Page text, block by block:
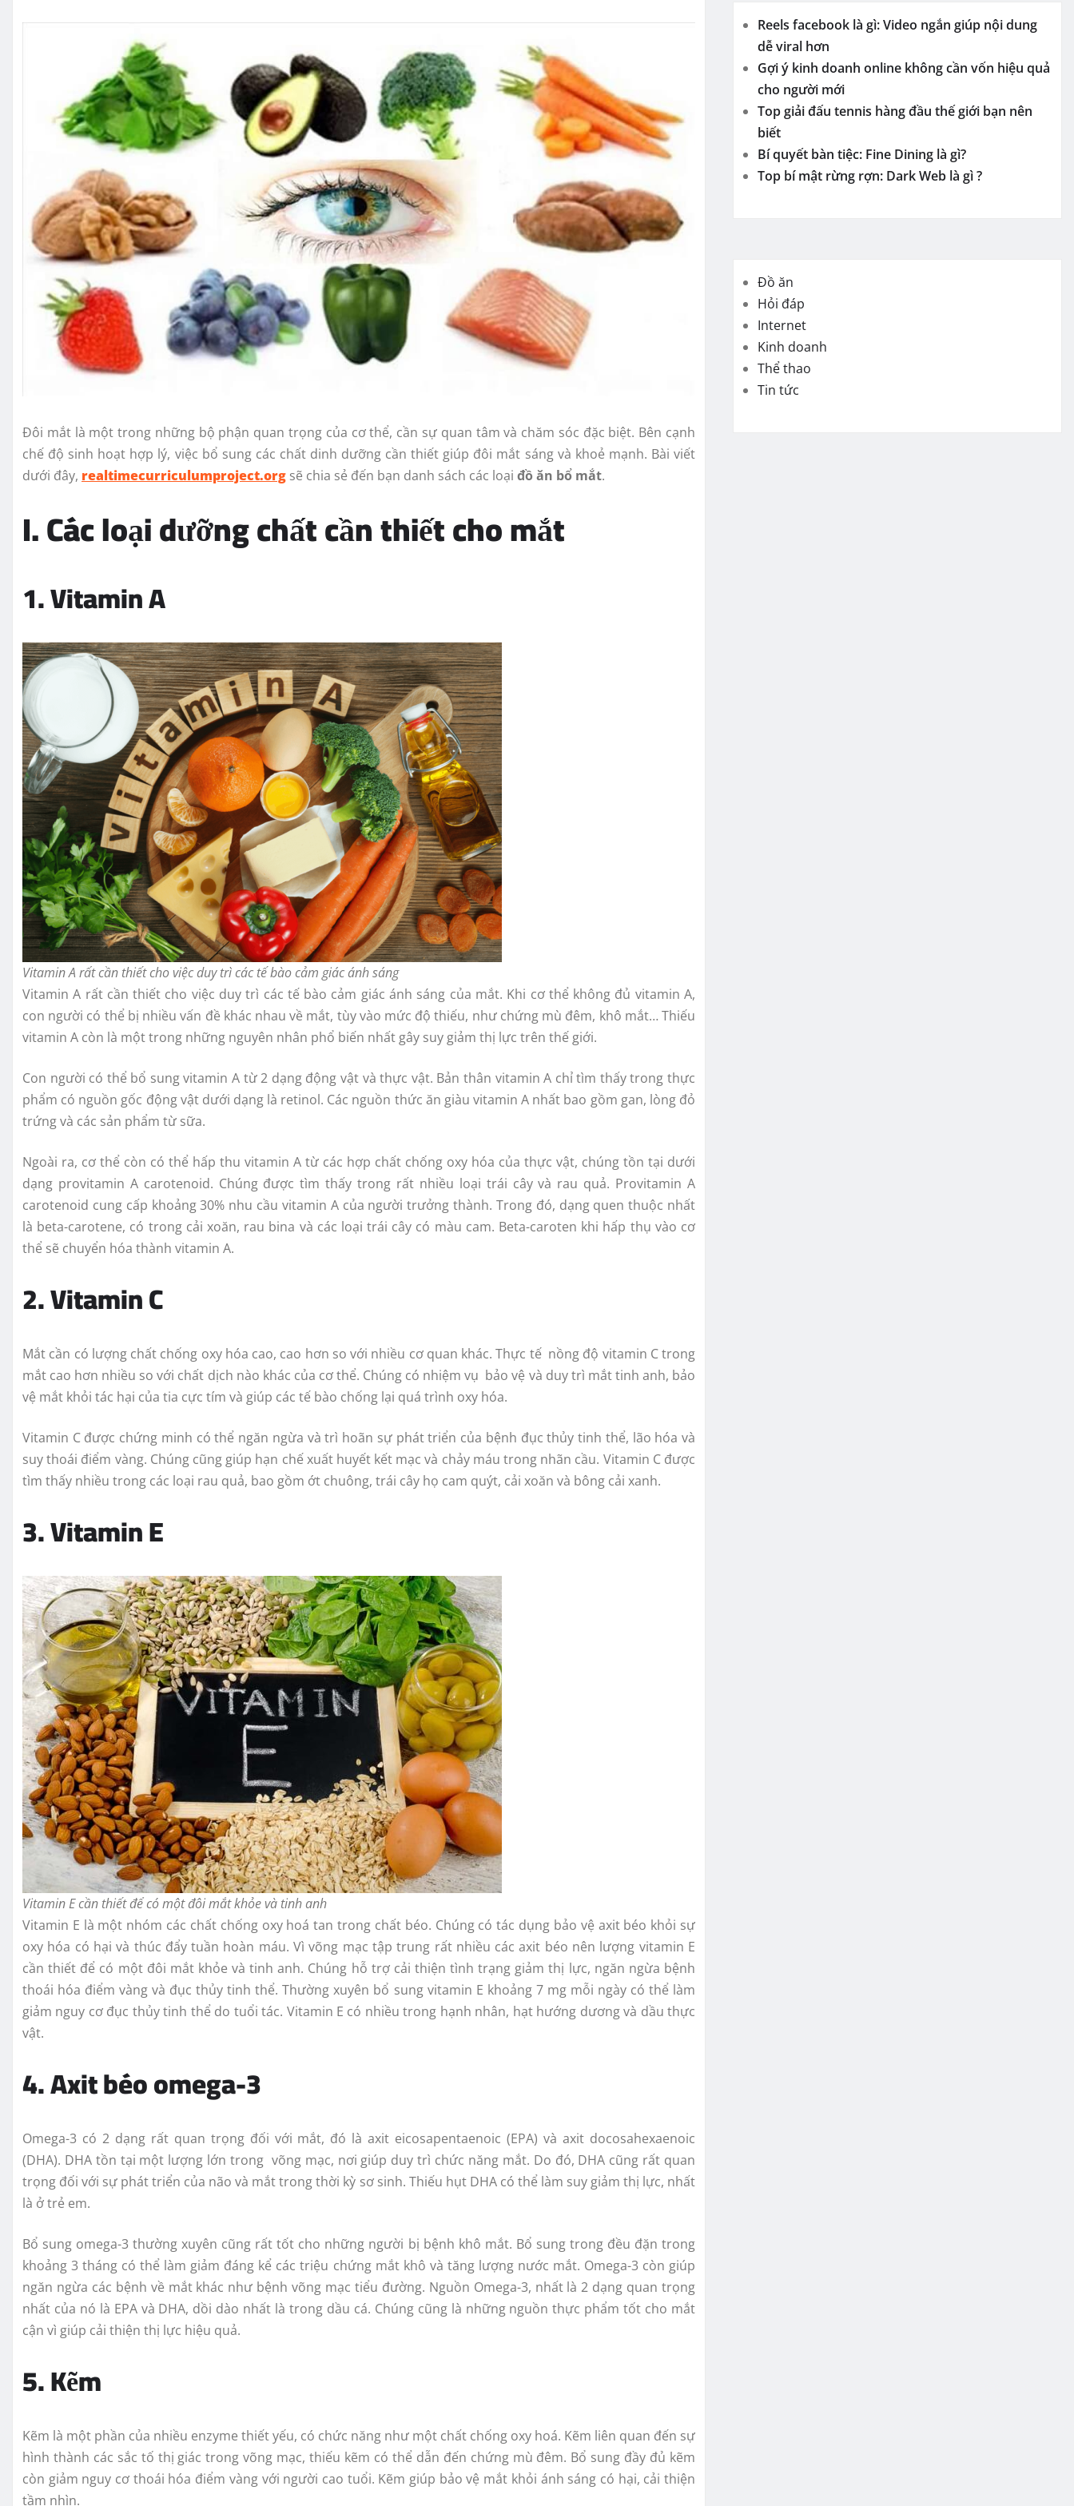
Đôi mắt là một trong những bộ phận quan trọng của cơ thể, cần sự quan tâm và chăm sóc đặc biệt. Bên cạnh
chế độ sinh hoạt hợp lý, việc bổ sung các chất dinh dưỡng cần thiết giúp đôi mắt sáng và khoẻ mạnh. Bài viết
dưới đây, realtimecurriculumproject.org sẽ chia sẻ đến bạn danh sách các loại đồ ăn bổ mắt.
I. Các loại dưỡng chất cần thiết cho mắt
1. Vitamin A
Vitamin A rất cần thiết cho việc duy trì các tế bào cảm giác ánh sáng
Vitamin A rất cần thiết cho việc duy trì các tế bào cảm giác ánh sáng của mắt. Khi cơ thể không đủ vitamin A,
con người có thể bị nhiều vấn đề khác nhau về mắt, tùy vào mức độ thiếu, như chứng mù đêm, khô mắt… Thiếu
vitamin A còn là một trong những nguyên nhân phổ biến nhất gây suy giảm thị lực trên thế giới.
Con người có thể bổ sung vitamin A từ 2 dạng động vật và thực vật. Bản thân vitamin A chỉ tìm thấy trong thực
phẩm có nguồn gốc động vật dưới dạng là retinol. Các nguồn thức ăn giàu vitamin A nhất bao gồm gan, lòng đỏ
trứng và các sản phẩm từ sữa.
Ngoài ra, cơ thể còn có thể hấp thu vitamin A từ các hợp chất chống oxy hóa của thực vật, chúng tồn tại dưới
dạng provitamin A carotenoid. Chúng được tìm thấy trong rất nhiều loại trái cây và rau quả. Provitamin A
carotenoid cung cấp khoảng 30% nhu cầu vitamin A của người trưởng thành. Trong đó, dạng quen thuộc nhất
là beta-carotene, có trong cải xoăn, rau bina và các loại trái cây có màu cam. Beta-caroten khi hấp thụ vào cơ
thể sẽ chuyển hóa thành vitamin A.
2. Vitamin C
Mắt cần có lượng chất chống oxy hóa cao, cao hơn so với nhiều cơ quan khác. Thực tế nồng độ vitamin C trong
mắt cao hơn nhiều so với chất dịch nào khác của cơ thể. Chúng có nhiệm vụ bảo vệ và duy trì mắt tinh anh, bảo
vệ mắt khỏi tác hại của tia cực tím và giúp các tế bào chống lại quá trình oxy hóa.
Vitamin C được chứng minh có thể ngăn ngừa và trì hoãn sự phát triển của bệnh đục thủy tinh thể, lão hóa và
suy thoái điểm vàng. Chúng cũng giúp hạn chế xuất huyết kết mạc và chảy máu trong nhãn cầu. Vitamin C được
tìm thấy nhiều trong các loại rau quả, bao gồm ớt chuông, trái cây họ cam quýt, cải xoăn và bông cải xanh.
3. Vitamin E
Vitamin E cần thiết để có một đôi mắt khỏe và tinh anh
Vitamin E là một nhóm các chất chống oxy hoá tan trong chất béo. Chúng có tác dụng bảo vệ axit béo khỏi sự
oxy hóa có hại và thúc đẩy tuần hoàn máu. Vì võng mạc tập trung rất nhiều các axit béo nên lượng vitamin E
cần thiết để có một đôi mắt khỏe và tinh anh. Chúng hỗ trợ cải thiện tình trạng giảm thị lực, ngăn ngừa bệnh
thoái hóa điểm vàng và đục thủy tinh thể. Thường xuyên bổ sung vitamin E khoảng 7 mg mỗi ngày có thể làm
giảm nguy cơ đục thủy tinh thể do tuổi tác. Vitamin E có nhiều trong hạnh nhân, hạt hướng dương và dầu thực
vật.
4. Axit béo omega-3
Omega-3 có 2 dạng rất quan trọng đối với mắt, đó là axit eicosapentaenoic (EPA) và axit docosahexaenoic
(DHA). DHA tồn tại một lượng lớn trong võng mạc, nơi giúp duy trì chức năng mắt. Do đó, DHA cũng rất quan
trọng đối với sự phát triển của não và mắt trong thời kỳ sơ sinh. Thiếu hụt DHA có thể làm suy giảm thị lực, nhất
là ở trẻ em.
Bổ sung omega-3 thường xuyên cũng rất tốt cho những người bị bệnh khô mắt. Bổ sung trong đều đặn trong
khoảng 3 tháng có thể làm giảm đáng kể các triệu chứng mắt khô và tăng lượng nước mắt. Omega-3 còn giúp
ngăn ngừa các bệnh về mắt khác như bệnh võng mạc tiểu đường. Nguồn Omega-3, nhất là 2 dạng quan trọng
nhất của nó là EPA và DHA, dồi dào nhất là trong dầu cá. Chúng cũng là những nguồn thực phẩm tốt cho mắt
cận vì giúp cải thiện thị lực hiệu quả.
5. Kẽm
Kẽm là một phần của nhiều enzyme thiết yếu, có chức năng như một chất chống oxy hoá. Kẽm liên quan đến sự
hình thành các sắc tố thị giác trong võng mạc, thiếu kẽm có thể dẫn đến chứng mù đêm. Bổ sung đầy đủ kẽm
còn giảm nguy cơ thoái hóa điểm vàng với người cao tuổi. Kẽm giúp bảo vệ mắt khỏi ánh sáng có hại, cải thiện
tầm nhìn.
Reels facebook là gì: Video ngắn giúp nội dung
dễ viral hơn
Gợi ý kinh doanh online không cần vốn hiệu quả
cho người mới
Top giải đấu tennis hàng đầu thế giới bạn nên
biết
Bí quyết bàn tiệc: Fine Dining là gì?
Top bí mật rừng rợn: Dark Web là gì ?
Đồ ăn
Hỏi đáp
Internet
Kinh doanh
Thể thao
Tin tức